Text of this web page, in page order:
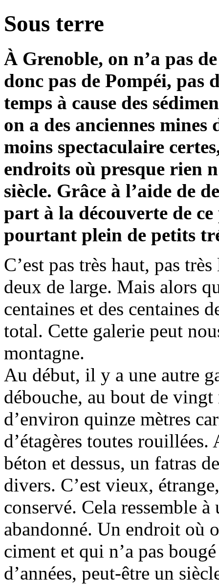
Sous terre
À Grenoble, on n’a pas
donc pas de Pompéi, pas
temps à cause des
on a des anciennes mines
moins spectaculaire
endroits où presque rien
siècle. Grâce à l’aide de
part à la découverte de
pourtant plein de petits
C’est pas très haut, pas
deux de large. Mais alors
centaines et des centaines
total. Cette galerie peut
montagne.
Au début, il y a une autre
débouche, au bout de
d’environ quinze mètres
d’étagères toutes
béton et dessus, un fatras
divers. C’est vieux,
conservé. Cela ressemble
abandonné. Un endroit où
ciment et qui n’a pas
d’années, peut-être un